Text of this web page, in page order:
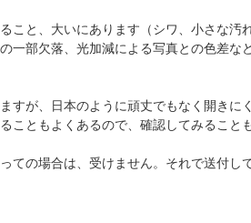
こと、大いにあります（シワ、小さな
一部欠落、光加減による写真との色差
すが、日本のように頑丈でもなく開き
こともよくあるので、確認してみること
ての場合は、受けません。それで送付し